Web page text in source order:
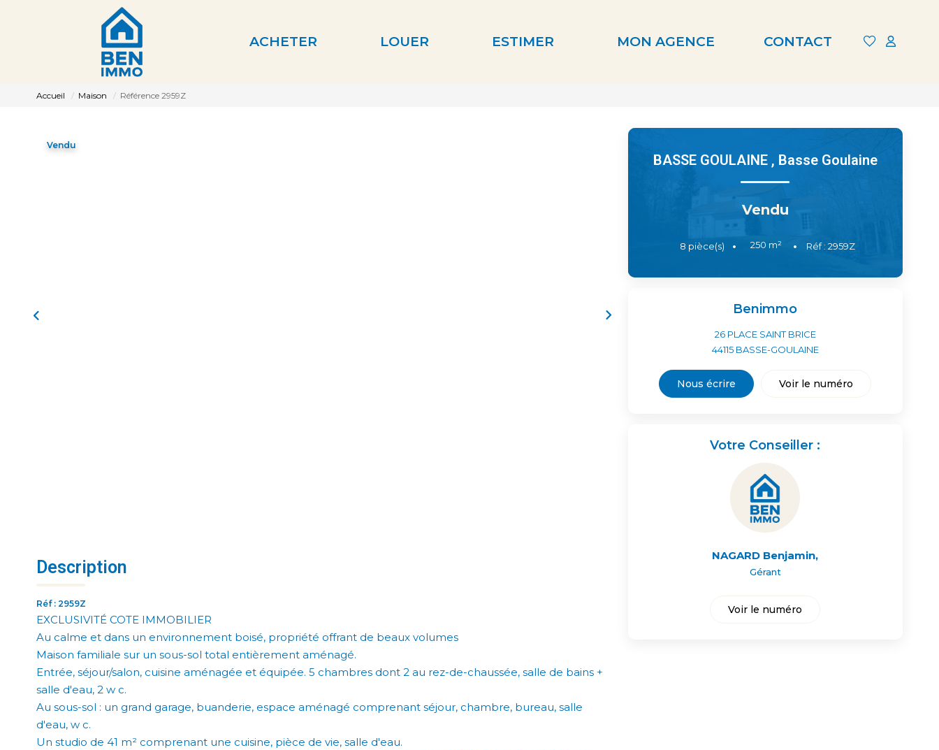
ACHETER LOUER ESTIMER MON AGENCE CONTACT
Accueil Maison Référence 2959Z
Vendu
Description
Réf : 2959Z
EXCLUSIVITÉ COTE IMMOBILIER
Au calme et dans un environnement boisé, propriété offrant de beaux volumes
Maison familiale sur un sous-sol total entièrement aménagé.
Entrée, séjour/salon, cuisine aménagée et équipée. 5 chambres dont 2 au rez-de-chaussée, salle de bains +
salle d'eau, 2 w c.
Au sous-sol : un grand garage, buanderie, espace aménagé comprenant séjour, chambre, bureau, salle
d'eau, w c.
Un studio de 41 m² comprenant une cuisine, pièce de vie, salle d'eau.
BASSE GOULAINE , Basse Goulaine
Vendu
8 pièce(s) 250 m² Réf : 2959Z
Benimmo
26 PLACE SAINT BRICE
44115 BASSE-GOULAINE
Nous écrire Voir le numéro
Votre Conseiller :
NAGARD Benjamin,
Gérant
Voir le numéro